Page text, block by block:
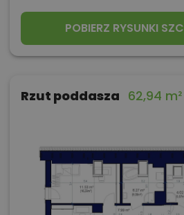
POBIERZ RYSUNKI
Rzut poddasza 62,94 m²